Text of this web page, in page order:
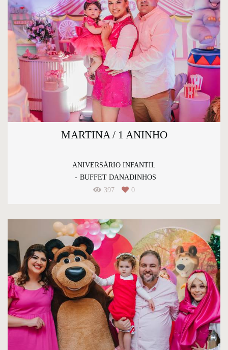
MARTINA / 1 ANINHO
ANIVERSÁRIO INFANTIL
BUFFET DANADINHOS
397
0